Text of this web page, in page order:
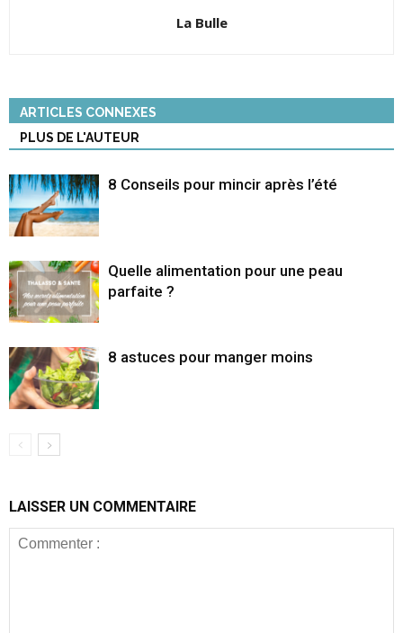
La Bulle
ARTICLES CONNEXES
PLUS DE L'AUTEUR
8 Conseils pour mincir après l’été
Quelle alimentation pour une peau
parfaite ?
8 astuces pour manger moins
LAISSER UN COMMENTAIRE